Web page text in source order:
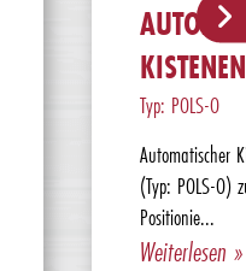
Typ: POLS-O
Automatischer
(Typ: POLS-O)
Positionie...
Weiterlesen »